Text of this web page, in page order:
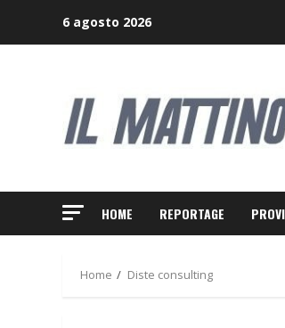
6 agosto 2026
HOME REPORTAGE
Home Diste consulting